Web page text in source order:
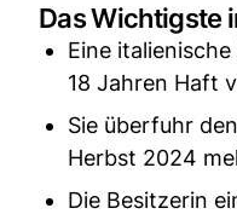
Das Wichtigste
Eine
18 Jahren Haft
Sie überfuhr
Herbst 2024
Die Besitzerin